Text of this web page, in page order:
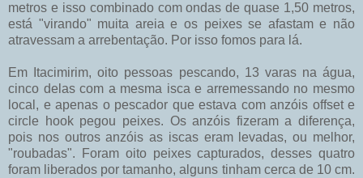
metros e isso combinado com ondas de quase 1,50 metros,
está "virando" muita areia e os peixes se afastam e não
atravessam a arrebentação. Por isso fomos para lá.
Em Itacimirim, oito pessoas pescando, 13 varas na água,
cinco delas com a mesma isca e arremessando no mesmo
local, e apenas o pescador que estava com anzóis offsete
circle
hookpegou peixes. Os anzóis fizeram a diferença,
pois nos outros anzóis as iscas eram levadas, ou melhor,
"roubadas". Foram oito peixes capturados, desses quatro
foram liberados por tamanho, alguns tinham cerca de 10 cm.